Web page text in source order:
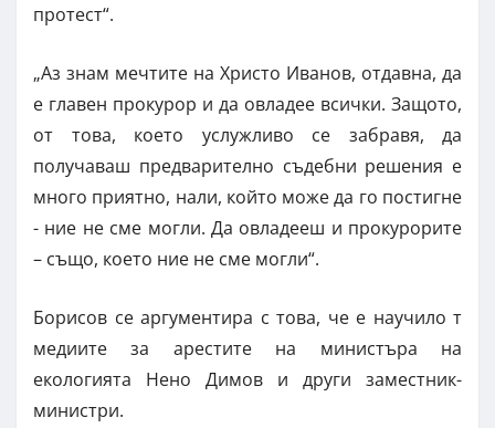
протест“.
„Аз знам мечтите на Христо Иванов, отдавна, да
е главен прокурор и да овладее всички. Защото,
от това, което услужливо се забравя, да
получаваш предварително съдебни решения е
много приятно, нали, който може да го постигне
- ние не сме могли. Да овладееш и прокурорите
– също, което ние не сме могли“.
Борисов се аргументира с това, че е научило т
медиите за арестите на министъра на
екологията Нено Димов и други заместник-
министри.